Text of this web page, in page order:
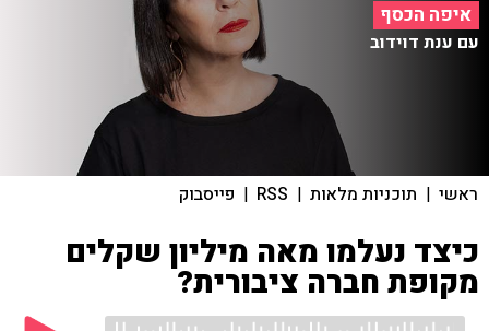
איפה הכסף
עם ענת דוידוב
ראשי | תוכניות מלאות |
RSS
| פייסבוק
כיצד נעלמו מאה מיליון שקלים
מקופת חברה ציבורית?